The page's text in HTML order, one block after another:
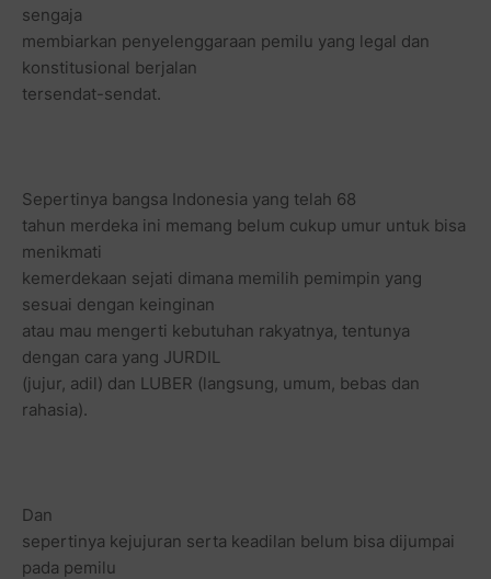
sengaja
membiarkan penyelenggaraan pemilu yang legal dan
konstitusional berjalan
tersendat-sendat.
Sepertinya bangsa Indonesia yang telah 68
tahun merdeka ini memang belum cukup umur untuk bisa
menikmati
kemerdekaan sejati dimana memilih pemimpin yang
sesuai dengan keinginan
atau mau mengerti kebutuhan rakyatnya, tentunya
dengan cara yang JURDIL
(jujur, adil) dan LUBER (langsung, umum, bebas dan
rahasia).
Dan
sepertinya kejujuran serta keadilan belum bisa dijumpai
pada pemilu